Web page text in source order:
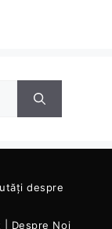
despre
Despre Noi